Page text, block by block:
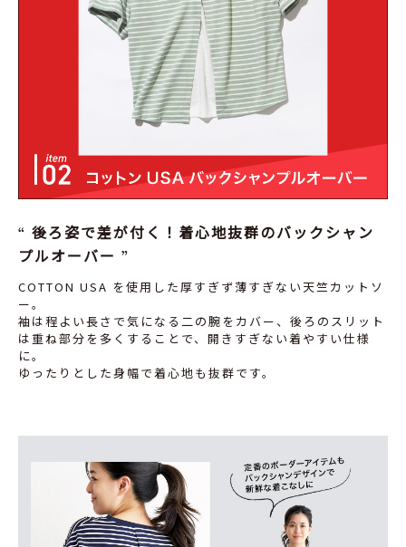
後ろ姿で差が付く！着心地抜群のバックシャン
プルオーバー
COTTON USA を使用した厚すぎず薄すぎない天竺カットソ
ー。
袖は程よい長さで気になる二の腕をカバー、後ろのスリット
は重ね部分を多くすることで、開きすぎない着やすい仕様
に。
ゆったりとした身幅で着心地も抜群です。